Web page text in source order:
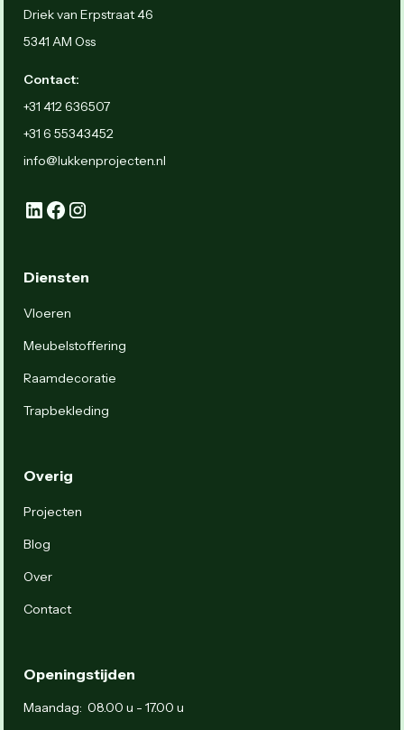
Driek van Erpstraat 46
5341 AM Oss
Contact:
+31 412 636507
+31 6 55343452
info@lukkenprojecten.nl
Diensten
Vloeren
Meubelstoffering
Raamdecoratie
Trapbekleding
Overig
Projecten
Blog
Over
Contact
Openingstijden
Maandag: 08.00 u - 17.00 u